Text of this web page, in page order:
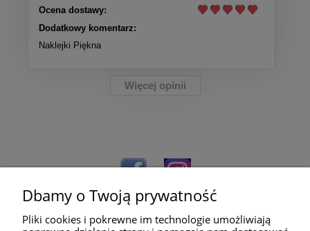
Ocena dostawy:
Dodatkowy komentarz:
Naklejki Piękna
Więcej opinii
Dbamy o Twoją prywatność
Pliki cookies i pokrewne im technologie umożliwiają